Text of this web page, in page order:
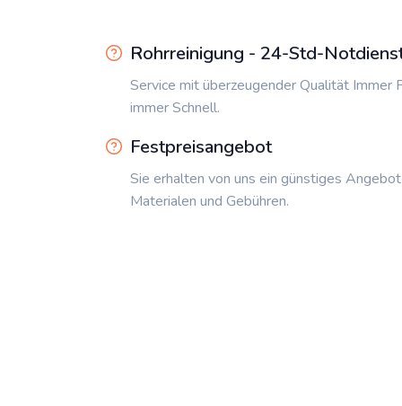
Rohrreinigung - 24-Std-
Service mit überzeugender Qualität Immer
immer Schnell.
Festpreisangebot
Sie erhalten von uns ein günstiges
Materialen und Gebühren.